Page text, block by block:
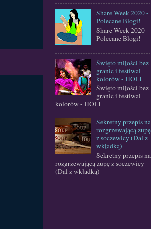
Share Week 2020 -
Polecane Blogi!
Share Week 2020 -
Polecane Blogi!
Święto miłości bez
granic i festiwal
kolorów - HOLI
Święto miłości bez
granic i festiwal
kolorów - HOLI
Sekretny przepis na
rozgrzewającą zupę
z soczewicy (Dal z
wkładką)
Sekretny przepis na
rozgrzewającą zupę z soczewicy
(Dal z wkładką)